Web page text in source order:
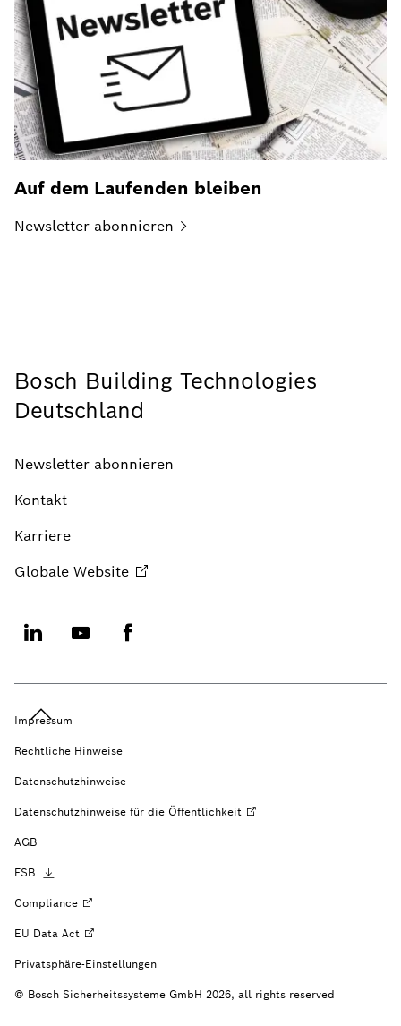
Auf dem Laufenden bleiben
Newsletter abonnieren
Bosch Building Technologies
Deutschland
Newsletter abonnieren
Kontakt
Karriere
Globale Website
Impressum
Rechtliche Hinweise
Datenschutzhinweise
Datenschutzhinweise für die Öffentlichkeit
AGB
FSB
Compliance
EU Data Act
Privatsphäre-Einstellungen
© Bosch Sicherheitssysteme GmbH 2026, all rights reserved